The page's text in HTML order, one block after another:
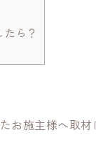
ら？
お施主様へ取材